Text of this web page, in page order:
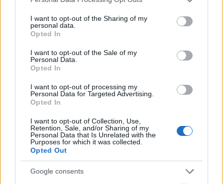
not limited to your visit or usage behaviour. You may click to
grant or deny consent to Google and its third-party tags to
use your data for below specified purposes in below Google
consent section.
I want to opt-out of the Sharing of my
personal data.
Opted In
I want to opt-out of the Sale of my
Personal Data.
Opted In
I want to opt-out of processing my
Personal Data for Targeted Advertising.
Opted In
I want to opt-out of Collection, Use,
Retention, Sale, and/or Sharing of my
Personal Data that Is Unrelated with the
Purposes for which it was collected.
Opted Out
Google consents
Látogatás a podiáternél (a cukorbeteg lábra
szakosodott egészségügyi dolgozó)
A podiáter először felveszi a kórtörténetet,
kikérdezi a beteget lábápolási szokásairól,
diétájáról, vércukorértékeiről.
Megállapítja, hogy a beteg egyáltalán tud-e
járni.
Megvizsgálja a csupasz lábakat.
tapinthatóak, kézi doppler UH készüléket
használ. Szükség esetén a boka és a felkar
szisztolés vérnyomásának arányát (ABI) is
ellenőrzi.
Megvizsgálja a bőr tapintását, hőmérsékletét.